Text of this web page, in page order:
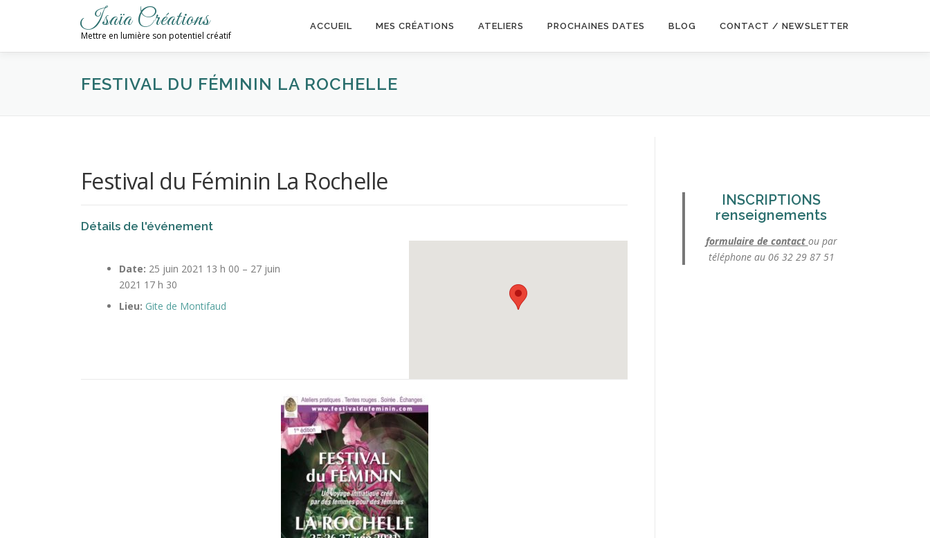
Isaïa Créations
Mettre en lumière son potentiel créatif
ACCUEIL MES CRÉATIONS ATELIERS PROCHAINES DATES BLOG CONTACT / NEWSLETTER
FESTIVAL DU FÉMININ LA ROCHELLE
Festival du Féminin La Rochelle
Détails de l'événement
Date: 25 juin 2021 13 h 00 – 27 juin
2021 17 h 30
Lieu: Gite de Montifaud
INSCRIPTIONS
renseignements
formulaire de contact ou par
téléphone au 06 32 29 87 51